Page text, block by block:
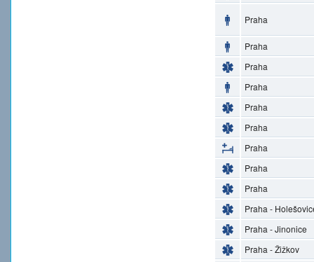
Praha
Praha
Praha
Praha
Praha
Praha
Praha
Praha
Praha
Praha -
Praha - Jinonice
Praha - Žižkov